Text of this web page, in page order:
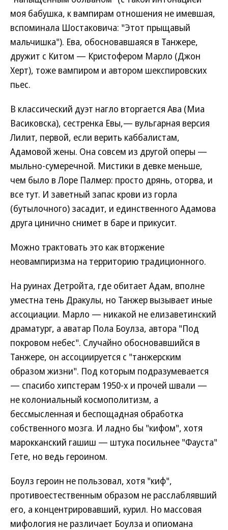
моя бабушка, к вампирам отношения не имевшая,
вспоминала Шостаковича: "Этот прыщавый
мальчишка"). Ева, обосновавшаяся в Танжере,
дружит с Китом — Кристофером Марло (Джон
Херт), тоже вампиром и автором шекспировских
пьес.
В классический дуэт нагло вторгается Ава (Миа
Васиковска), сестренка Евы,— вульгарная версия
Лилит, первой, если верить каббалистам,
Адамовой жены. Она совсем из другой оперы —
мыльно-сумеречной. Мистики в девке меньше,
чем было в Лоре Палмер: просто дрянь, оторва, и
все тут. И заветный запас крови из горла
(бутылочного) засадит, и единственного Адамова
друга цинично снимет в баре и прикусит.
Можно трактовать это как вторжение
неовампиризма на территорию традиционного.
На руинах Детройта, где обитает Адам, вполне
уместна тень Дракулы, но Танжер вызывает иные
ассоциации. Марло — никакой не елизаветинский
драматург, а аватар Пола Боулза, автора "Под
покровом небес". Случайно обосновавшийся в
Танжере, он ассоциируется с "танжерским
образом жизни". Под которым подразумевается
— спасибо хипстерам 1950-х и прочей швали —
не колониальный космополитизм, а
бессмысленная и беспощадная обработка
собственного мозга. И ладно бы "кифом", хотя
марокканский гашиш — штука посильнее "Фауста"
Гете, но ведь героином.
Боулз героин не пользовал, хотя "киф",
противоестественным образом не расслаблявший
его, а концентрировавший, курил. Но массовая
мифология не различает Боулза и опиомана